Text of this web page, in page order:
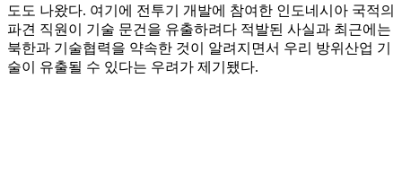
도도 나왔다. 여기에 전투기 개발에 참여한 인도네시아 국적의
파견 직원이 기술 문건을 유출하려다 적발된 사실과 최근에는
북한과 기술협력을 약속한 것이 알려지면서 우리 방위산업 기
술이 유출될 수 있다는 우려가 제기됐다.